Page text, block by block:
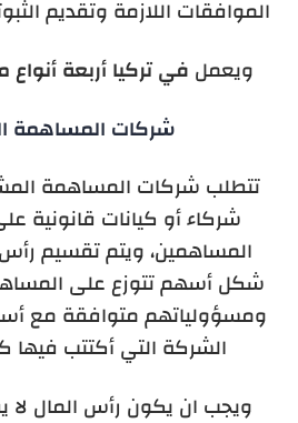
الموافقات اللازمة وتقديم
ويعمل في تركيا أربعة
شركات المساهمة
تتطلب شركات المساهمة
شركاء أو كيانات قانونية
المساهمين، ويتم تقسيم
شكل أسهم تتوزع على
ومسؤولياتهم متوافقة مع
الشركة التي أكتتب